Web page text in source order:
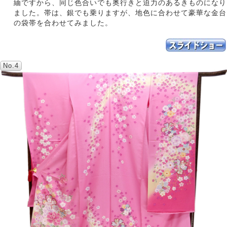
緬ですから、同じ色合いでも奥行きと迫力のあるきものになり
ました。帯は、銀でも乗りますが、地色に合わせて豪華な金台
の袋帯を合わせてみました。
No.4